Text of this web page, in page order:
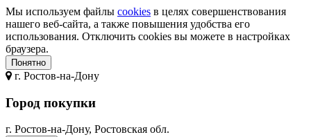
Мы используем файлы cookies в целях совершенствования
нашего веб-сайта, а также повышения удобства его
использования. Отключить cookies вы можете в настройках
браузера.
Понятно
г. Ростов-на-Дону
Город покупки
г. Ростов-на-Дону, Ростовская обл.